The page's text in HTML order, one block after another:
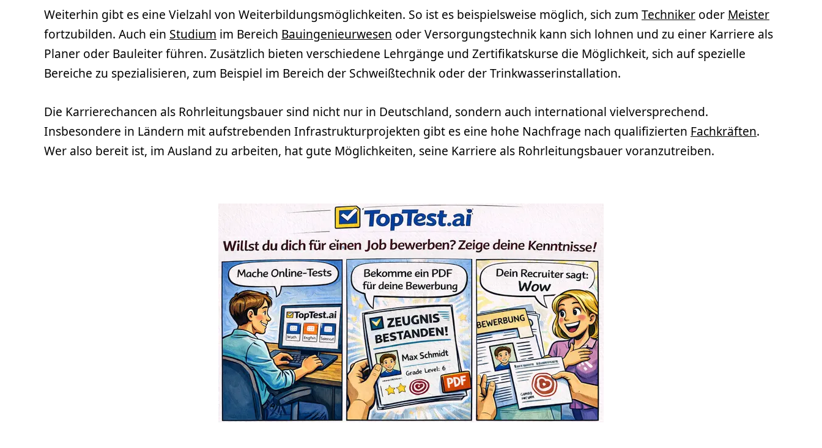
Weiterhin gibt es eine Vielzahl von Weiterbildungsmöglichkeiten. So ist es beispielsweise möglich, sich zum Techniker oder Meister
fortzubilden. Auch ein Studium im Bereich Bauingenieurwesen oder Versorgungstechnik kann sich lohnen und zu einer Karriere als
Planer oder Bauleiter führen. Zusätzlich bieten verschiedene Lehrgänge und Zertifikatskurse die Möglichkeit, sich auf spezielle
Bereiche zu spezialisieren, zum Beispiel im Bereich der Schweißtechnik oder der Trinkwasserinstallation.
Die Karrierechancen als Rohrleitungsbauer sind nicht nur in Deutschland, sondern auch international vielversprechend.
Insbesondere in Ländern mit aufstrebenden Infrastrukturprojekten gibt es eine hohe Nachfrage nach qualifizierten Fachkräften.
Wer also bereit ist, im Ausland zu arbeiten, hat gute Möglichkeiten, seine Karriere als Rohrleitungsbauer voranzutreiben.